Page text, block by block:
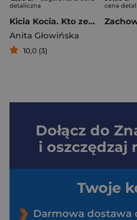
detaliczna
Kicia Kocia. Kto zepsuł samochód?
Anita Głowińska
10,0 (3)
cena
Dołącz do
i oszczędzaj
Twoje
Darmowa dostawa